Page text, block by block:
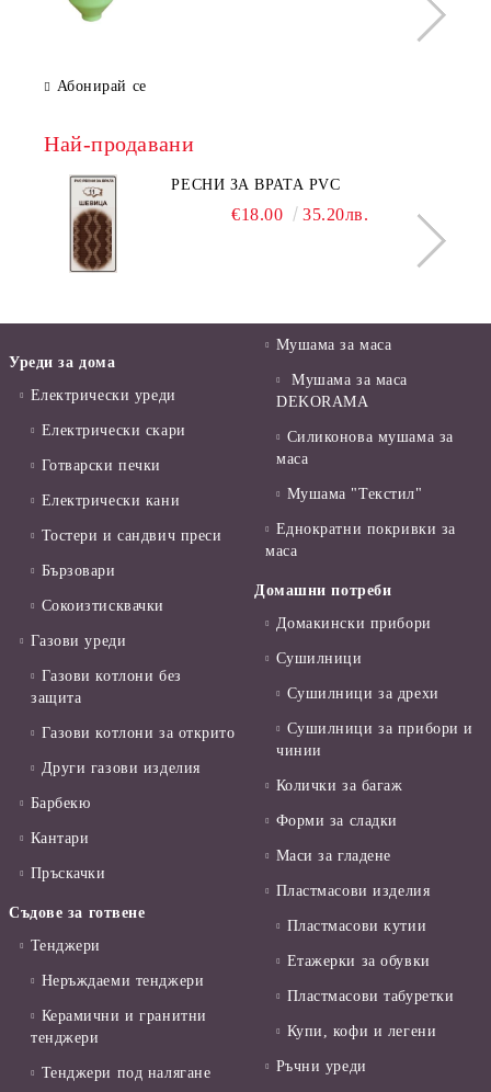
Абонирай се
Най-продавани
РЕСНИ ЗА ВРАТА PVC
€18.00 35.20лв.
Уреди за дома
Електрически уреди
Електрически скари
Готварски печки
Електрически кани
Тостери и сандвич преси
Бързовари
Сокоизтисквачки
Газови уреди
Газови котлони без
защита
Газови котлони за открито
Други газови изделия
Барбекю
Кантари
Пръскачки
Съдове за готвене
Тенджери
Неръждаеми тенджери
Керамични и гранитни
тенджери
Тенджери под налягане
Мушама за маса
Мушама за маса
DEKORAMA
Силиконова мушама за
маса
Мушама "Текстил"
Еднократни покривки за
маса
Домашни потреби
Домакински прибори
Сушилници
Сушилници за дрехи
Сушилници за прибори и
чинии
Колички за багаж
Форми за сладки
Маси за гладене
Пластмасови изделия
Пластмасови кутии
Етажерки за обувки
Пластмасови табуретки
Купи, кофи и легени
Ръчни уреди